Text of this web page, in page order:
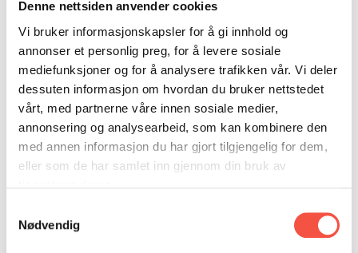
Denne nettsiden anvender cookies
Vi bruker informasjonskapsler for å gi innhold og
annonser et personlig preg, for å levere sosiale
mediefunksjoner og for å analysere trafikken vår. Vi deler
dessuten informasjon om hvordan du bruker nettstedet
vårt, med partnerne våre innen sosiale medier,
annonsering og analysearbeid, som kan kombinere den
med annen informasjon du har gjort tilgjengelig for dem,
eller som de har samlet inn gjennom din bruk av
Nødvendig
PERSONVERNERKLÆRING
ISHAVSQUIZ
FORTELLINGAR
KONTAKT
erfart ikkje berre tungt arbeid, men også harde
vêrforhold, og naturopplevingar som dei heime
vanskeleg kunne førestille seg. Kan hendene
fortelje noko om arbeidet og naturen dei vart
forma av?
Ein film av Are og Sturla Pilskog. 11 minutt